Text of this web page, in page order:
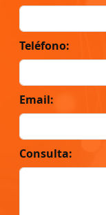
Teléfono:
Email:
Consulta: